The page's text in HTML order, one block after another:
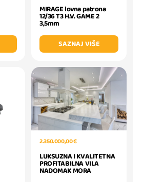
MIRAGE lovna patrona
12/36 T3 H.V. GAME 2
3,5mm
SAZNAJ VIŠE
2.350.000,00 €
LUKSUZNA I KVALITETNA
PROFITABILNA VILA
NADOMAK MORA